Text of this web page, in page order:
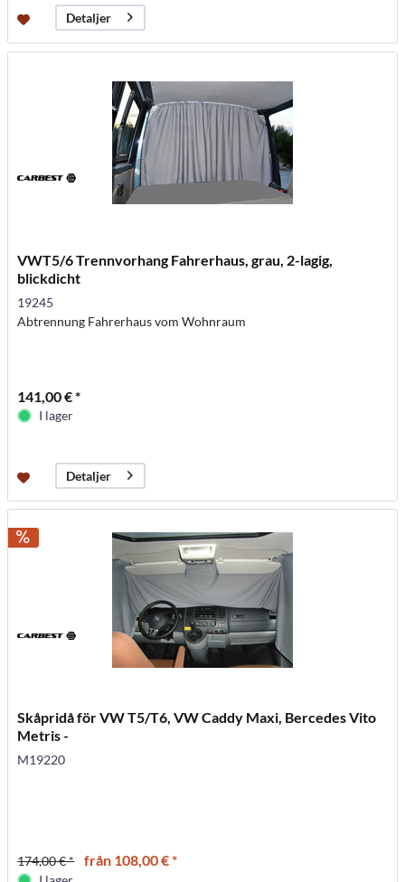
Detaljer
VWT5/6 Trennvorhang Fahrerhaus, grau, 2-lagig,
blickdicht
19245
Abtrennung Fahrerhaus vom Wohnraum
141,00 € *
I lager
Detaljer
Skåpridå för VW T5/T6, VW Caddy Maxi, Bercedes Vito
Metris -
M19220
174,00 € * från 108,00 € *